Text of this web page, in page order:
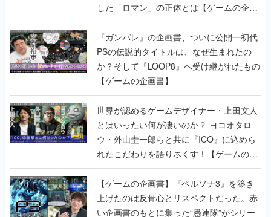
した「ロマン」の正体とは【ゲームの企画
書】
『ガンパレ』の企画書、ついに公開━初代
PSの伝説的タイトルは、なぜ生まれたの
か？そして『LOOP8』へ受け継がれたもの
【ゲームの企画書】
世界が認めるゲームデザイナー・上田文人
とはいったい何が凄いのか？ ヨコオタロ
ウ・外山圭一郎らと共に『ICO』に込めら
れたこだわりを語り尽くす！【ゲームの企
画書】
【ゲームの企画書】『ペルソナ3』を築き
上げたのは反骨心とリスペクトだった。赤
い企画書のもとに集った“愚連隊”がシリー